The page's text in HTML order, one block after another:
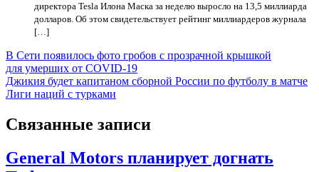
директора Tesla Илона Маска за неделю выросло на 13,5 миллиарда
долларов. Об этом свидетельствует рейтинг миллиардеров журнала
[…]
Навигация
по
записям
В Сети появилось фото гробов с прозрачной крышкой
для умерших от COVID-19
Джикия будет капитаном сборной России по футболу в матче
Лиги наций с турками
Связанные записи
General Motors планирует догнать